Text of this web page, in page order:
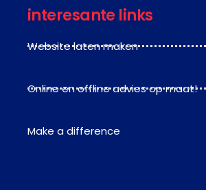
interesante links
Website laten maken
Online en offline advies op maat!
Make a difference